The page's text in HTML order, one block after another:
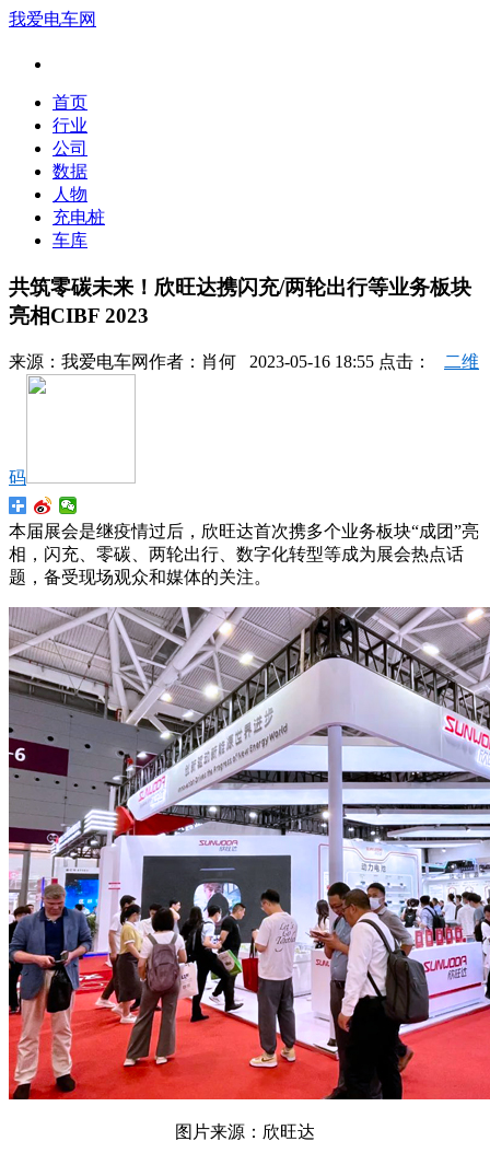
我爱电车网
首页
行业
公司
数据
人物
充电桩
车库
共筑零碳未来！欣旺达携闪充/两轮出行等业务板块
亮相CIBF 2023
来源： 我爱电车网作者： 肖何 2023-05-16 18:55 点击： 二维
码
本届展会是继疫情过后，欣旺达首次携多个业务板块“成团”亮
相，闪充、零碳、两轮出行、数字化转型等成为展会热点话
题，备受现场观众和媒体的关注。
图片来源：欣旺达